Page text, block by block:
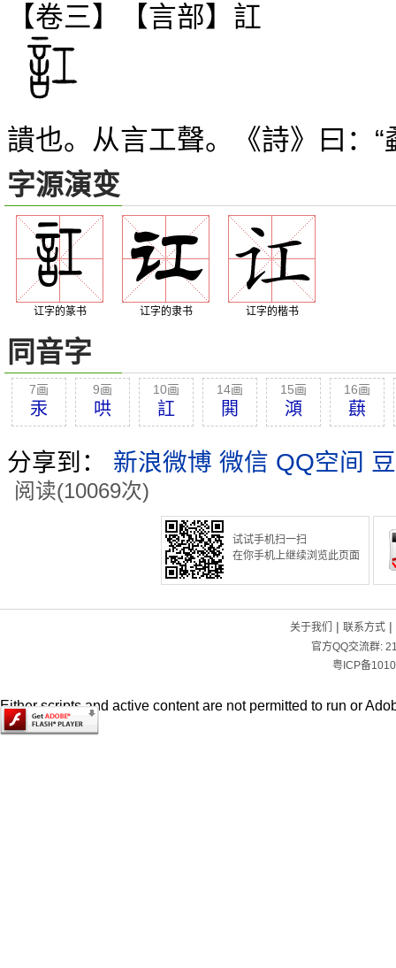
【卷三】【言部】 訌
䜋也。从言工聲。《詩》曰：“
字源演变
讧字的篆书 讧字的隶书 讧字的楷书
同音字
7画
汞
9画
哄
10画
訌
14画
閧
15画
澒
16画
蕻
分享到： 新浪微博 微信 QQ空间
阅读(10069次)
试试手机扫一扫
在你手机上继续浏览此页面
关于我们 | 联系方式|
官方QQ交流群:
粤ICP备
Either scripts and active content are not permitted to run or